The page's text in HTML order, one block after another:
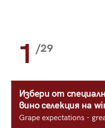
1 /29
Избери от
вино селекция на
Grape expectations -